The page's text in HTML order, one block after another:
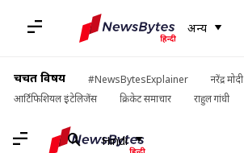
अन्य
चर्चित विषय #NewsBytesExplainer
नरेंद्र मोदी
आर्टिफिशियल इंटेलिजेंस
क्रिकेट समाचार राहुल गांधी
Hindi